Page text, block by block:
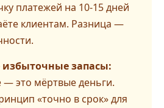
платежей на 10-15 дней
клиентам. Разница —
запасы:
— это мёртвые деньги.
«точно в срок» для